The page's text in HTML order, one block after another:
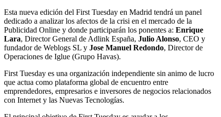
Esta nueva edición del First Tuesday en Madrid tendrá un panel
dedicado a analizar los afectos de la crisi en el mercado de la
Publicidad Online y donde participarán los ponentes a: Enrique
Lara, Director General de Adlink España, Julio Alonso, CEO y
fundador de Weblogs SL y Jose Manuel Redondo, Director de
Operaciones de Iglue (Grupo Havas).
First Tuesday es una organización independiente sin animo de lucro
que actua como plataforma global de encuentro entre
emprendedores, empresarios e inversores de negocios relacionados
con Internet y las Nuevas Tecnologías.